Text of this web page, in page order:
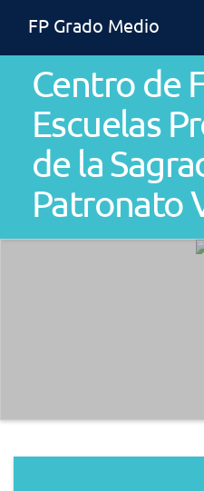
FP Grado Medio
Centro de
Escuelas
de la
Patronato